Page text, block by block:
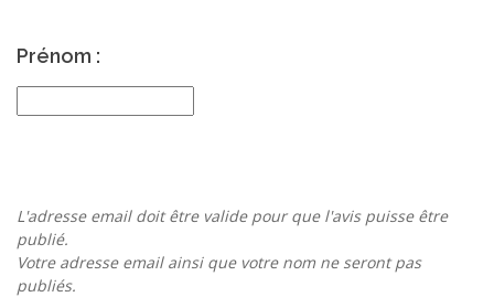
Prénom :
L'adresse email doit être valide pour que l'avis puisse être
publié.
Votre adresse email ainsi que votre nom ne seront pas
publiés.